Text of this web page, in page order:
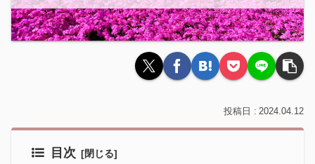
2024.04.12
目次